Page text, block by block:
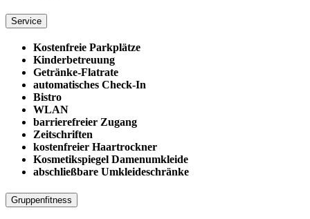
Service
Kostenfreie Parkplätze
Kinderbetreuung
Getränke-Flatrate
automatisches Check-In
Bistro
WLAN
barrierefreier Zugang
Zeitschriften
kostenfreier Haartrockner
Kosmetikspiegel Damenumkleide
abschließbare Umkleideschränke
Gruppenfitness